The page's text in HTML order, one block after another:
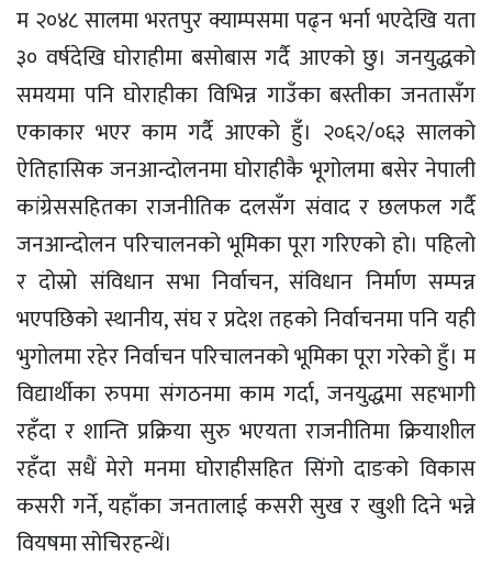
म २०४८ सालमा भरतपुर क्याम्पसमा पढ्न भर्ना भएदेखि यता
३० वर्षदेखि घोराहीमा बसोबास गर्दै आएको छु। जनयुद्धको
समयमा पनि घोराहीका विभिन्न गाउँका बस्तीका जनतासँग
एकाकार भएर काम गर्दै आएको हुँ। २०६२/०६३ सालको
ऐतिहासिक जनआन्दोलनमा घोराहीकै भूगोलमा बसेर नेपाली
कांग्रेससहितका राजनीतिक दलसँग संवाद र छलफल गर्दै
जनआन्दोलन परिचालनको भूमिका पूरा गरिएको हो। पहिलो
र दोस्रो संविधान सभा निर्वाचन, संविधान निर्माण सम्पन्न
भएपछिको स्थानीय, संघ र प्रदेश तहको निर्वाचनमा पनि यही
भुगोलमा रहेर निर्वाचन परिचालनको भूमिका पूरा गरेको हुँ। म
विद्यार्थीका रुपमा संगठनमा काम गर्दा, जनयुद्धमा सहभागी
रहँदा र शान्ति प्रक्रिया सुरु भएयता राजनीतिमा क्रियाशील
रहँदा सधैं मेरो मनमा घोराहीसहित सिंगो दाङको विकास
कसरी गर्ने, यहाँका जनतालाई कसरी सुख र खुशी दिने भन्ने
वियषमा सोचिरहन्थें।